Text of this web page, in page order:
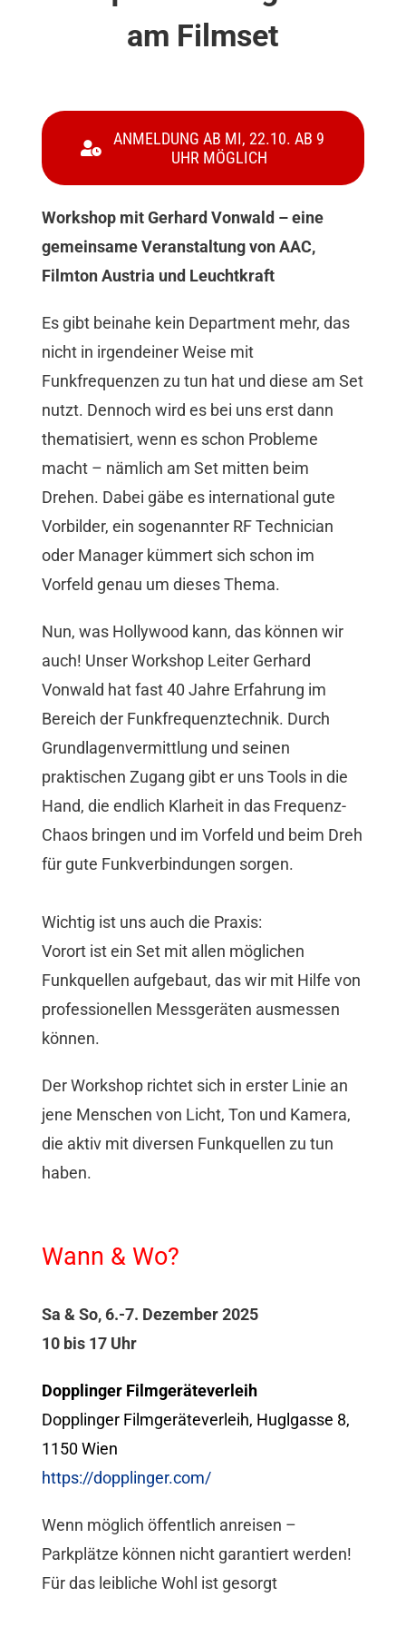
Links
FORUM
Kontakt
am Filmset
ANMELDUNG AB MI, 22.10. AB 9
UHR MÖGLICH
Workshop mit Gerhard Vonwald – eine
gemeinsame Veranstaltung von AAC,
Filmton Austria und Leuchtkraft
Es gibt beinahe kein Department mehr, das
nicht in irgendeiner Weise mit
Funkfrequenzen zu tun hat und diese am Set
nutzt. Dennoch wird es bei uns erst dann
thematisiert, wenn es schon Probleme
macht – nämlich am Set mitten beim
Drehen. Dabei gäbe es international gute
Vorbilder, ein sogenannter RF Technician
oder Manager kümmert sich schon im
Vorfeld genau um dieses Thema.
Nun, was Hollywood kann, das können wir
auch! Unser Workshop Leiter Gerhard
Vonwald hat fast 40 Jahre Erfahrung im
Bereich der Funkfrequenztechnik. Durch
Grundlagenvermittlung und seinen
praktischen Zugang gibt er uns Tools in die
Hand, die endlich Klarheit in das Frequenz-
Chaos bringen und im Vorfeld und beim Dreh
für gute Funkverbindungen sorgen.
Wichtig ist uns auch die Praxis:
Vorort ist ein Set mit allen möglichen
Funkquellen aufgebaut, das wir mit Hilfe von
professionellen Messgeräten ausmessen
können.
Der Workshop richtet sich in erster Linie an
jene Menschen von Licht, Ton und Kamera,
die aktiv mit diversen Funkquellen zu tun
haben.
Wann & Wo?
Sa & So, 6.-7. Dezember 2025
10 bis 17 Uhr
Dopplinger Filmgeräteverleih
Dopplinger Filmgeräteverleih, Huglgasse 8,
1150 Wien
https://dopplinger.com/
Wenn möglich öffentlich anreisen –
Parkplätze können nicht garantiert werden!
Für das leibliche Wohl ist gesorgt